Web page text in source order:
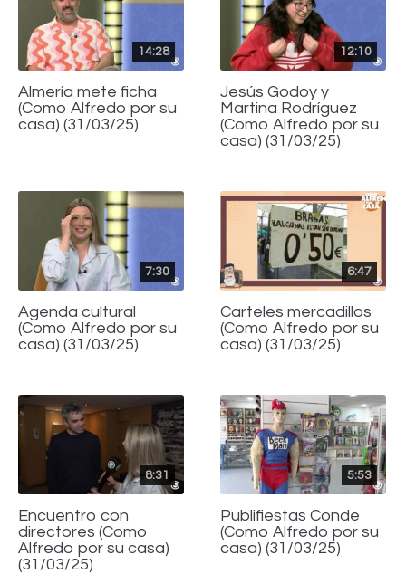
14:28
Almería mete ficha
(Como Alfredo por su
casa) (31/03/25)
12:10
Jesús Godoy y
Martina Rodríguez
(Como Alfredo por su
casa) (31/03/25)
7:30
Agenda cultural
(Como Alfredo por su
casa) (31/03/25)
6:47
Carteles mercadillos
(Como Alfredo por su
casa) (31/03/25)
8:31
Encuentro con
directores (Como
Alfredo por su casa)
(31/03/25)
5:53
Publifiestas Conde
(Como Alfredo por su
casa) (31/03/25)